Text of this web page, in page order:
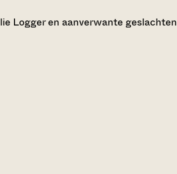
Logger en aanverwante geslachten